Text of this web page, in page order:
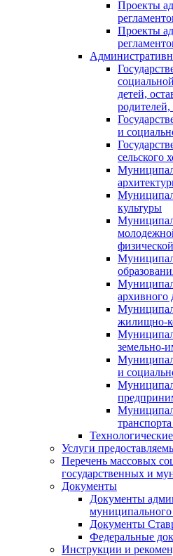
Проекты
Проекты
детей,
и
сельского
культуры
архивного
жилищно-
земельно-
и
Услуги
Перечень массовых
государственных и
Документы
Документы
муниципального
Документы
Федеральные
Инструкции и